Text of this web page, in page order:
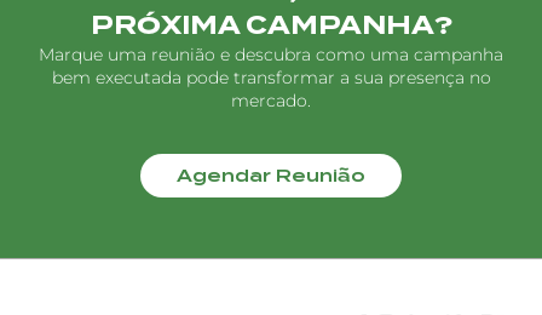
PRÓXIMA CAMPANHA?
Marque uma reunião e descubra como uma campanha
bem executada pode transformar a sua presença no
mercado.
Agendar Reunião